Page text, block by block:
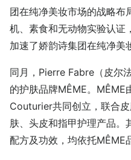
团在纯净美妆市场的战略
机、素食和无动物实验认证
加速了娇韵诗集团在纯净美
同月，Pierre Fabre（皮尔
的护肤品牌MÊME。
Couturier共同创立，联合
肤、头皮和指甲护理产品。
配方及功效，均依托MÊME